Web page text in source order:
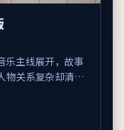
乐主线展开，故事
物关系复杂却清